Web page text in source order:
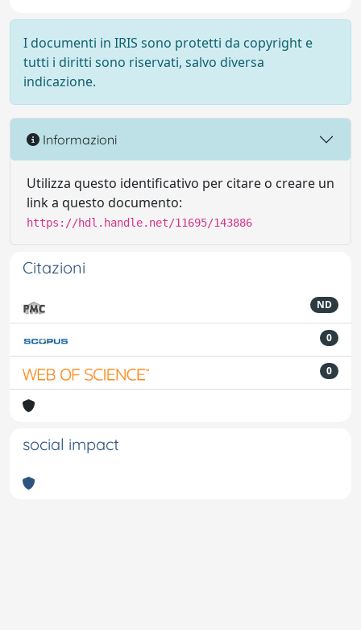
I documenti in IRIS sono protetti da copyright e
tutti i diritti sono riservati, salvo diversa
indicazione.
Informazioni
Utilizza questo identificativo per citare o creare un
link a questo documento:
https://hdl.handle.net/11695/143886
Citazioni
ND
0
0
social impact